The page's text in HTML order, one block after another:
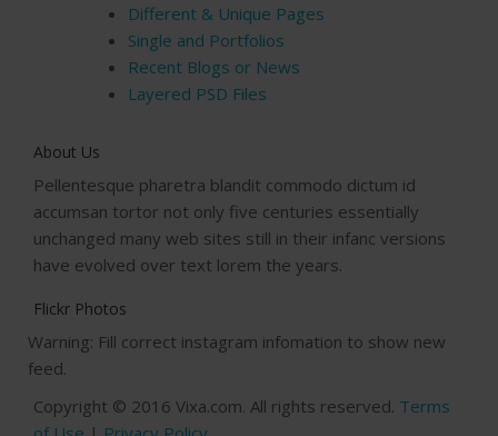
Different & Unique Pages
Single and Portfolios
Recent Blogs or News
Layered PSD Files
About Us
Pellentesque pharetra blandit commodo dictum id
accumsan tortor not only five centuries essentially
unchanged many web sites still in their infanc versions
have evolved over text lorem the years.
Flickr Photos
Warning: Fill correct instagram infomation to show new
feed.
Copyright © 2016 Vixa.com. All rights reserved. Terms